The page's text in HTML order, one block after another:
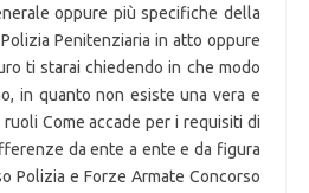
oppure più specifiche della
Penitenziaria in atto oppure
ti starai chiedendo in che modo
in quanto non esiste una vera e
Come accade per i requisiti di
da ente a ente e da figura
Polizia e Forze Armate Concorso